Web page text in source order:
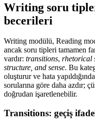
Writing soru
becerileri
Writing modülü, Reading
ancak soru tipleri tamamen
vardır: transitions, rhetorical
structure, and sense. Bu
oluşturur ve hata
sorularına göre daha azdır;
doğrudan işaretlenebilir.
Transitions: geçiş